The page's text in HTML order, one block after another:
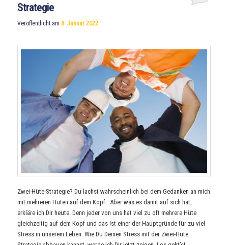
Strategie
Veröffentlicht am 8. Januar 2022
Zwei-Hüte-Strategie? Du lachst wahrscheinlich bei dem Gedanken an mich
mit mehreren Hüten auf dem Kopf. Aber was es damit auf sich hat,
erkläre ich Dir heute. Denn jeder von uns hat viel zu oft mehrere Hüte
gleichzeitig auf dem Kopf und das ist einer der Hauptgründe für zu viel
Stress in unserem Leben. Wie Du Deinen Stress mit der Zwei-Hüte